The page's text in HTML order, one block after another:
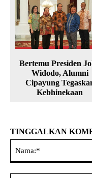
Bertemu Presiden
Widodo, Alumni
Cipayung
Kebhinekaan
TINGGALKAN